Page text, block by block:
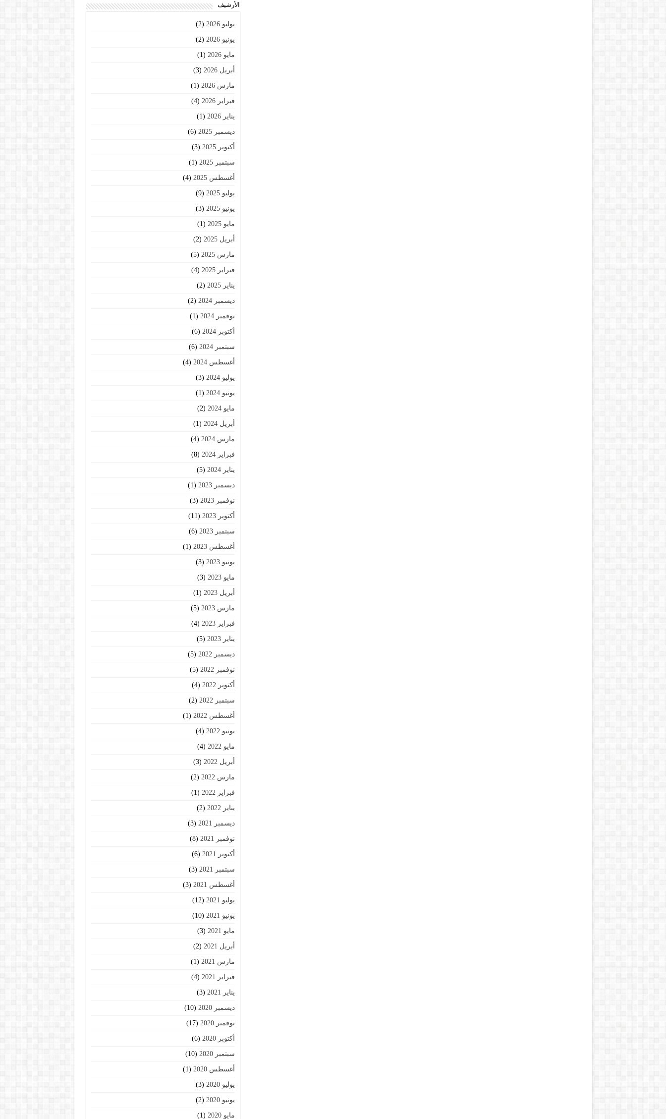
اﻷرشيف
يوليو 2026 (2)
يونيو 2026 (2)
مايو 2026 (1)
أبريل 2026 (3)
مارس 2026 (1)
فبراير 2026 (4)
يناير 2026 (1)
ديسمبر 2025 (6)
أكتوبر 2025 (3)
سبتمبر 2025 (1)
أغسطس 2025 (4)
يوليو 2025 (9)
يونيو 2025 (3)
مايو 2025 (1)
أبريل 2025 (2)
مارس 2025 (5)
فبراير 2025 (4)
يناير 2025 (2)
ديسمبر 2024 (2)
نوفمبر 2024 (1)
أكتوبر 2024 (6)
سبتمبر 2024 (6)
أغسطس 2024 (4)
يوليو 2024 (3)
يونيو 2024 (1)
مايو 2024 (2)
أبريل 2024 (1)
مارس 2024 (4)
فبراير 2024 (8)
يناير 2024 (5)
ديسمبر 2023 (1)
نوفمبر 2023 (3)
أكتوبر 2023 (11)
سبتمبر 2023 (6)
أغسطس 2023 (1)
يونيو 2023 (3)
مايو 2023 (3)
أبريل 2023 (1)
مارس 2023 (5)
فبراير 2023 (4)
يناير 2023 (5)
ديسمبر 2022 (5)
نوفمبر 2022 (5)
أكتوبر 2022 (4)
سبتمبر 2022 (2)
أغسطس 2022 (1)
يونيو 2022 (4)
مايو 2022 (4)
أبريل 2022 (3)
مارس 2022 (2)
فبراير 2022 (1)
يناير 2022 (2)
ديسمبر 2021 (3)
نوفمبر 2021 (8)
أكتوبر 2021 (6)
سبتمبر 2021 (3)
أغسطس 2021 (3)
يوليو 2021 (12)
يونيو 2021 (10)
مايو 2021 (3)
أبريل 2021 (2)
مارس 2021 (1)
فبراير 2021 (4)
يناير 2021 (3)
ديسمبر 2020 (10)
نوفمبر 2020 (17)
أكتوبر 2020 (6)
سبتمبر 2020 (10)
أغسطس 2020 (1)
يوليو 2020 (3)
يونيو 2020 (2)
مايو 2020 (1)